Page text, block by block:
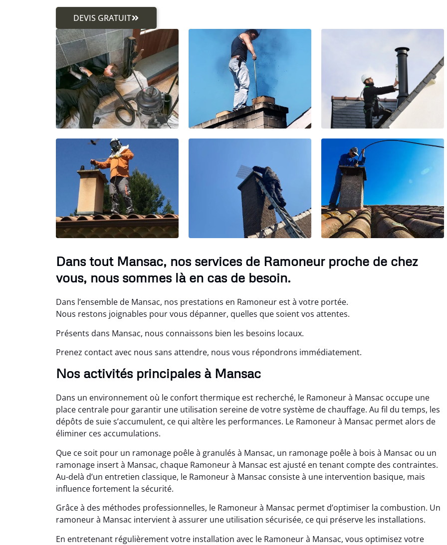
DEVIS GRATUIT
Dans tout Mansac, nos services de Ramoneur proche de chez
vous, nous sommes là en cas de besoin.
Dans l’ensemble de Mansac, nos prestations en Ramoneur est à votre portée.
Nous restons joignables pour vous dépanner, quelles que soient vos attentes.
Présents dans Mansac, nous connaissons bien les besoins locaux.
Prenez contact avec nous sans attendre, nous vous répondrons immédiatement.
Nos activités principales à Mansac
Dans un environnement où le confort thermique est recherché, le Ramoneur à Mansac occupe une
place centrale pour garantir une utilisation sereine de votre système de chauffage. Au fil du temps, les
dépôts de suie s’accumulent, ce qui altère les performances. Le Ramoneur à Mansac permet alors de
éliminer ces accumulations.
Que ce soit pour un ramonage poêle à granulés à Mansac, un ramonage poêle à bois à Mansac ou un
ramonage insert à Mansac, chaque Ramoneur à Mansac est ajusté en tenant compte des contraintes.
Au-delà d’un entretien classique, le Ramoneur à Mansac consiste à une intervention basique, mais
influence fortement la sécurité.
Grâce à des méthodes professionnelles, le Ramoneur à Mansac permet d’optimiser la combustion. Un
ramoneur à Mansac intervient à assurer une utilisation sécurisée, ce qui préserve les installations.
En entretenant régulièrement votre installation avec le Ramoneur à Mansac, vous optimisez votre